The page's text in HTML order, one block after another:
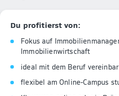
Du profitierst von:
Fokus auf
Immobilienwirtschaft
ideal mit dem Beruf vereinbar
flexibel am Online-Campus